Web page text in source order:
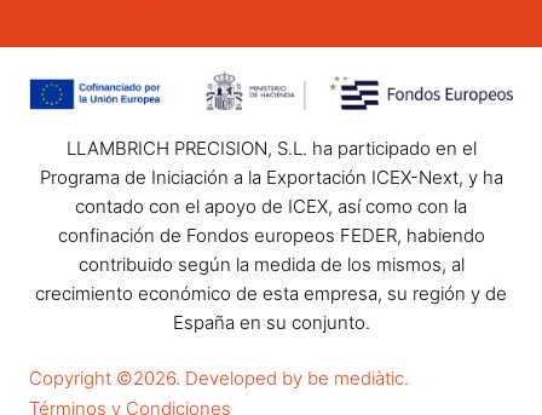
LLAMBRICH PRECISION, S.L. ha participado en el
Programa de Iniciación a la Exportación ICEX-Next, y ha
contado con el apoyo de ICEX, así como con la
confinación de Fondos europeos FEDER, habiendo
contribuido según la medida de los mismos, al
crecimiento económico de esta empresa, su región y de
España en su conjunto.
Copyright ©2026. Developed by be mediàtic.
Términos y Condiciones